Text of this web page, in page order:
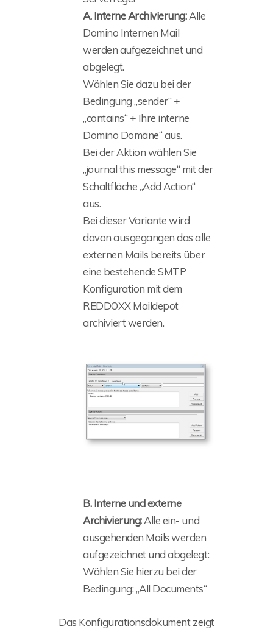
A. Interne Archivierung:Alle
Domino Internen Mail
werden aufgezeichnet und
abgelegt.
Wählen Sie dazu bei der
Bedingung „sender“ +
„contains“ + Ihre interne
Domino Domäne“ aus.
Bei der Aktion wählen Sie
„journal this message“ mit der
Schaltfläche „Add Action“
aus.
Bei dieser Variante wird
davon ausgegangen das alle
externen Mails bereits über
eine bestehende SMTP
Konfiguration mit dem
REDDOXX Maildepot
archiviert werden.
B. Interne und externe
Archivierung:Alle ein- und
ausgehenden Mails werden
aufgezeichnet und abgelegt:
Wählen Sie hierzu bei der
Bedingung: „All Documents“
Das Konfigurationsdokument zeigt